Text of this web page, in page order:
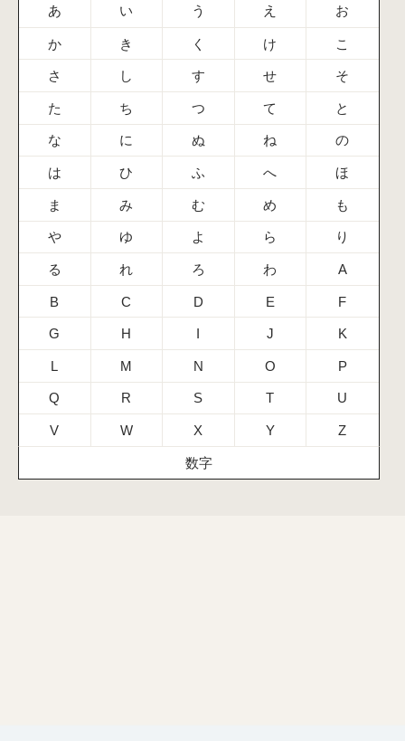
あ い う え お
か き く け こ
さ し す せ そ
た ち つ て と
な に ぬ ね の
は ひ ふ へ ほ
ま み む め も
や ゆ よ ら り
る れ ろ わ A
B C D E F
G H I J K
L M N O P
Q R S T U
V W X Y Z
数字